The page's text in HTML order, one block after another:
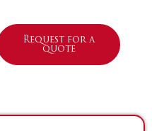
Request for a
quote